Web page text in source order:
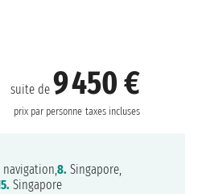
suite de 9 450 €
prix par personne taxes incluses
navigation,8. Singapore,
Singapore